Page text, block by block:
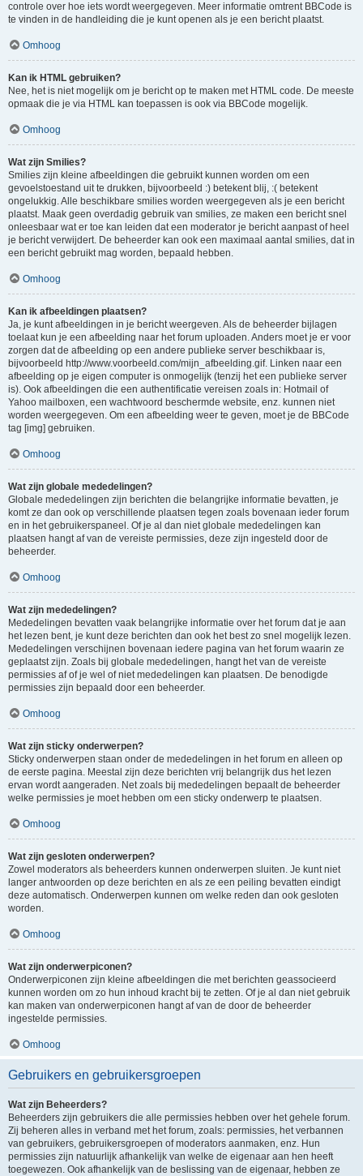
controle over hoe iets wordt weergegeven. Meer informatie omtrent BBCode is
te vinden in de handleiding die je kunt openen als je een bericht plaatst.
Omhoog
Kan ik HTML gebruiken?
Nee, het is niet mogelijk om je bericht op te maken met HTML code. De meeste
opmaak die je via HTML kan toepassen is ook via BBCode mogelijk.
Omhoog
Wat zijn Smilies?
Smilies zijn kleine afbeeldingen die gebruikt kunnen worden om een
gevoelstoestand uit te drukken, bijvoorbeeld :) betekent blij, :( betekent
ongelukkig. Alle beschikbare smilies worden weergegeven als je een bericht
plaatst. Maak geen overdadig gebruik van smilies, ze maken een bericht snel
onleesbaar wat er toe kan leiden dat een moderator je bericht aanpast of heel
je bericht verwijdert. De beheerder kan ook een maximaal aantal smilies, dat in
een bericht gebruikt mag worden, bepaald hebben.
Omhoog
Kan ik afbeeldingen plaatsen?
Ja, je kunt afbeeldingen in je bericht weergeven. Als de beheerder bijlagen
toelaat kun je een afbeelding naar het forum uploaden. Anders moet je er voor
zorgen dat de afbeelding op een andere publieke server beschikbaar is,
bijvoorbeeld http://www.voorbeeld.com/mijn_afbeelding.gif. Linken naar een
afbeelding op je eigen computer is onmogelijk (tenzij het een publieke server
is). Ook afbeeldingen die een authentificatie vereisen zoals in: Hotmail of
Yahoo mailboxen, een wachtwoord beschermde website, enz. kunnen niet
worden weergegeven. Om een afbeelding weer te geven, moet je de BBCode
tag [img] gebruiken.
Omhoog
Wat zijn globale mededelingen?
Globale mededelingen zijn berichten die belangrijke informatie bevatten, je
komt ze dan ook op verschillende plaatsen tegen zoals bovenaan ieder forum
en in het gebruikerspaneel. Of je al dan niet globale mededelingen kan
plaatsen hangt af van de vereiste permissies, deze zijn ingesteld door de
beheerder.
Omhoog
Wat zijn mededelingen?
Mededelingen bevatten vaak belangrijke informatie over het forum dat je aan
het lezen bent, je kunt deze berichten dan ook het best zo snel mogelijk lezen.
Mededelingen verschijnen bovenaan iedere pagina van het forum waarin ze
geplaatst zijn. Zoals bij globale mededelingen, hangt het van de vereiste
permissies af of je wel of niet mededelingen kan plaatsen. De benodigde
permissies zijn bepaald door een beheerder.
Omhoog
Wat zijn sticky onderwerpen?
Sticky onderwerpen staan onder de mededelingen in het forum en alleen op
de eerste pagina. Meestal zijn deze berichten vrij belangrijk dus het lezen
ervan wordt aangeraden. Net zoals bij mededelingen bepaalt de beheerder
welke permissies je moet hebben om een sticky onderwerp te plaatsen.
Omhoog
Wat zijn gesloten onderwerpen?
Zowel moderators als beheerders kunnen onderwerpen sluiten. Je kunt niet
langer antwoorden op deze berichten en als ze een peiling bevatten eindigt
deze automatisch. Onderwerpen kunnen om welke reden dan ook gesloten
worden.
Omhoog
Wat zijn onderwerpiconen?
Onderwerpiconen zijn kleine afbeeldingen die met berichten geassocieerd
kunnen worden om zo hun inhoud kracht bij te zetten. Of je al dan niet gebruik
kan maken van onderwerpiconen hangt af van de door de beheerder
ingestelde permissies.
Omhoog
Gebruikers en gebruikersgroepen
Wat zijn Beheerders?
Beheerders zijn gebruikers die alle permissies hebben over het gehele forum.
Zij beheren alles in verband met het forum, zoals: permissies, het verbannen
van gebruikers, gebruikersgroepen of moderators aanmaken, enz. Hun
permissies zijn natuurlijk afhankelijk van welke de eigenaar aan hen heeft
toegewezen. Ook afhankelijk van de beslissing van de eigenaar, hebben ze